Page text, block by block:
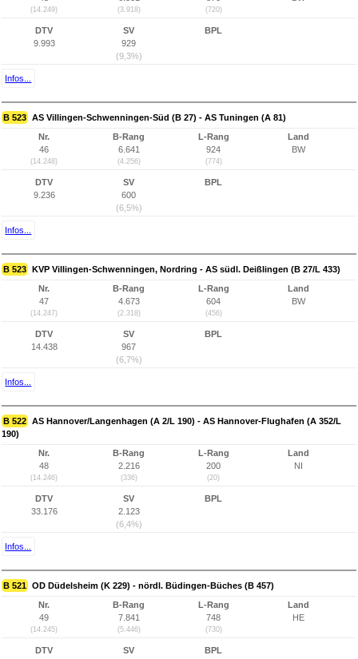
(14.249) (3.918) (720)
DTV
9.993
SV
929
(9,3%)
BPL
Infos...
B 523 AS Villingen-Schwenningen-Süd (B 27) - AS Tuningen (A 81)
Nr.
46
(14.248)
B-Rang
6.641
(4.256)
L-Rang
924
(774)
Land
BW
DTV
9.236
SV
600
(6,5%)
BPL
Infos...
B 523 KVP Villingen-Schwenningen, Nordring - AS südl. Deißlingen (B 27/L 433)
Nr.
47
(14.247)
B-Rang
4.673
(2.318)
L-Rang
604
(456)
Land
BW
DTV
14.438
SV
967
(6,7%)
BPL
Infos...
B 522 AS Hannover/Langenhagen (A 2/L 190) - AS Hannover-Flughafen (A 352/L
190)
Nr.
48
(14.246)
B-Rang
2.216
(336)
L-Rang
200
(20)
Land
NI
DTV
33.176
SV
2.123
(6,4%)
BPL
Infos...
B 521 OD Düdelsheim (K 229) - nördl. Büdingen-Büches (B 457)
Nr.
49
(14.245)
B-Rang
7.841
(5.446)
L-Rang
748
(730)
Land
HE
DTV
SV
BPL